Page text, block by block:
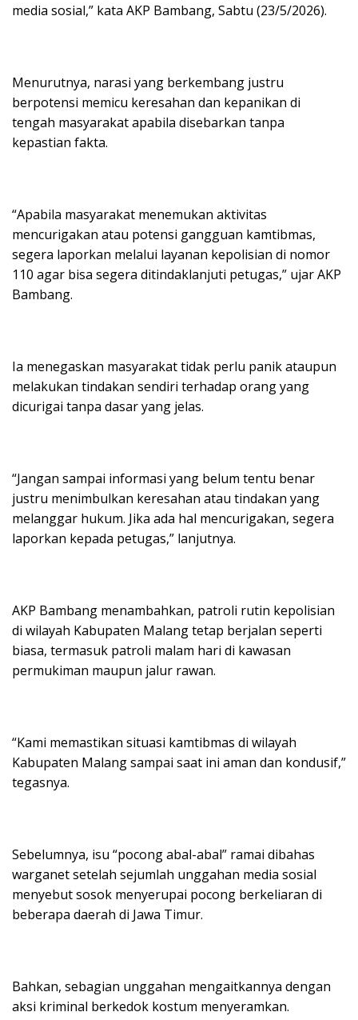
media sosial,” kata AKP Bambang, Sabtu (23/5/2026).
Menurutnya, narasi yang berkembang justru
berpotensi memicu keresahan dan kepanikan di
tengah masyarakat apabila disebarkan tanpa
kepastian fakta.
“Apabila masyarakat menemukan aktivitas
mencurigakan atau potensi gangguan kamtibmas,
segera laporkan melalui layanan kepolisian di nomor
110 agar bisa segera ditindaklanjuti petugas,” ujar AKP
Bambang.
Ia menegaskan masyarakat tidak perlu panik ataupun
melakukan tindakan sendiri terhadap orang yang
dicurigai tanpa dasar yang jelas.
“Jangan sampai informasi yang belum tentu benar
justru menimbulkan keresahan atau tindakan yang
melanggar hukum. Jika ada hal mencurigakan, segera
laporkan kepada petugas,” lanjutnya.
AKP Bambang menambahkan, patroli rutin kepolisian
di wilayah Kabupaten Malang tetap berjalan seperti
biasa, termasuk patroli malam hari di kawasan
permukiman maupun jalur rawan.
“Kami memastikan situasi kamtibmas di wilayah
Kabupaten Malang sampai saat ini aman dan kondusif,”
tegasnya.
Sebelumnya, isu “pocong abal-abal” ramai dibahas
warganet setelah sejumlah unggahan media sosial
menyebut sosok menyerupai pocong berkeliaran di
beberapa daerah di Jawa Timur.
Bahkan, sebagian unggahan mengaitkannya dengan
aksi kriminal berkedok kostum menyeramkan.